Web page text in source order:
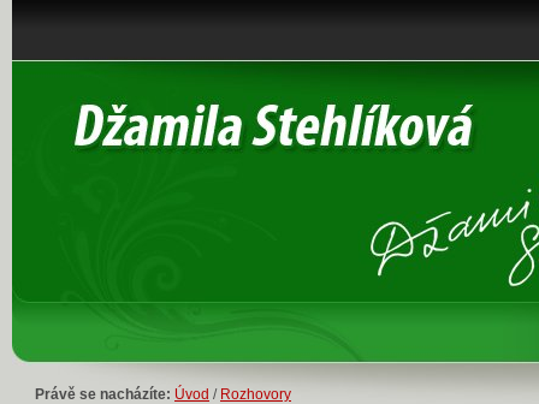
Právě se nacházíte: Úvod / Rozhovory